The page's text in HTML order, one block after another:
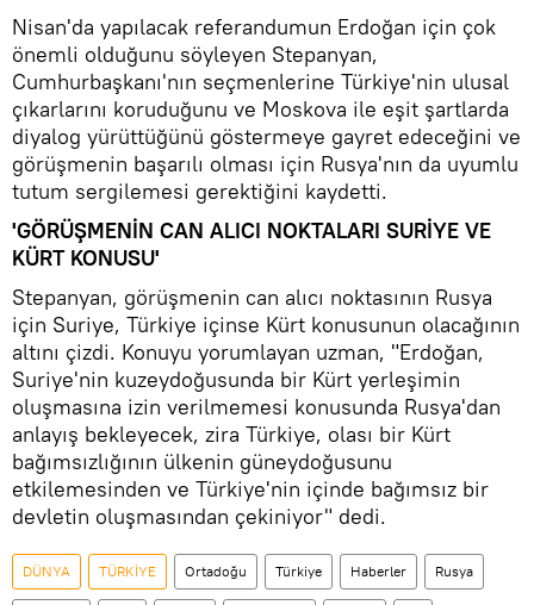
Nisan'da yapılacak referandumun Erdoğan için çok
önemli olduğunu söyleyen Stepanyan,
Cumhurbaşkanı'nın seçmenlerine Türkiye'nin ulusal
çıkarlarını koruduğunu ve Moskova ile eşit şartlarda
diyalog yürüttüğünü göstermeye gayret edeceğini ve
görüşmenin başarılı olması için Rusya'nın da uyumlu
tutum sergilemesi gerektiğini kaydetti.
'GÖRÜŞMENİN CAN ALICI NOKTALARI SURİYE VE
KÜRT KONUSU'
Stepanyan, görüşmenin can alıcı noktasının Rusya
için Suriye, Türkiye içinse Kürt konusunun olacağının
altını çizdi. Konuyu yorumlayan uzman, "Erdoğan,
Suriye'nin kuzeydoğusunda bir Kürt yerleşimin
oluşmasına izin verilmemesi konusunda Rusya'dan
anlayış bekleyecek, zira Türkiye, olası bir Kürt
bağımsızlığının ülkenin güneydoğusunu
etkilemesinden ve Türkiye'nin içinde bağımsız bir
devletin oluşmasından çekiniyor" dedi.
DÜNYA TÜRKİYE Ortadoğu Türkiye Haberler Rusya